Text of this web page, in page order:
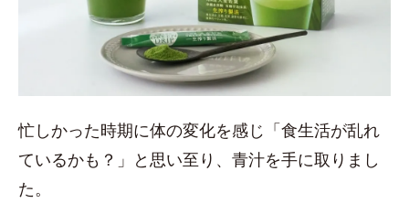
忙しかった時期に体の変化を感じ「食生活が乱れ
ているかも？」と思い至り、青汁を手に取りまし
た。